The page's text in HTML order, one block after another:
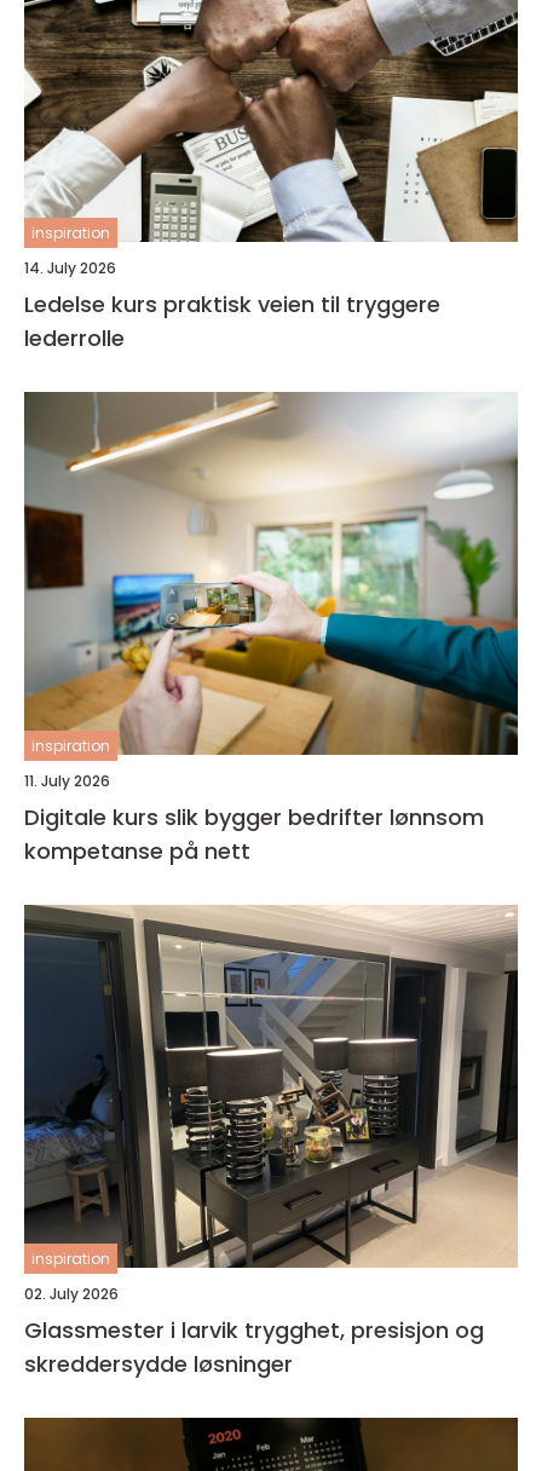
inspiration
14. July 2026
Ledelse kurs praktisk veien til tryggere
lederrolle
inspiration
11. July 2026
Digitale kurs slik bygger bedrifter lønnsom
kompetanse på nett
inspiration
02. July 2026
Glassmester i larvik trygghet, presisjon og
skreddersydde løsninger